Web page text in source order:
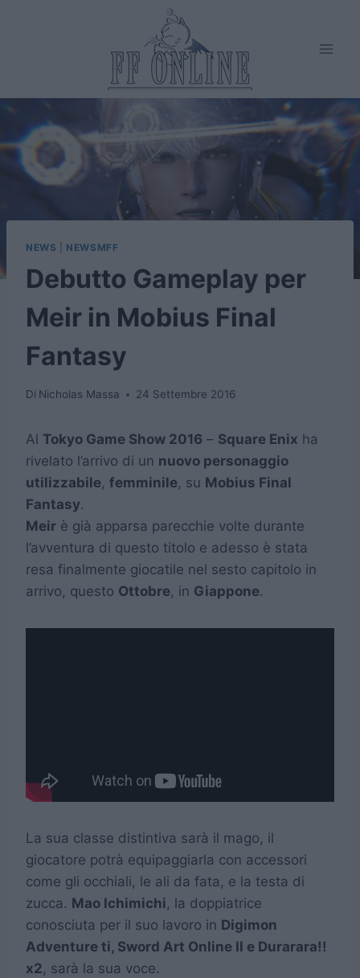
NEWS NEWSMFF
Debutto Gameplay per
Meir in Mobius Final
Fantasy
Di Nicholas Massa 24 Settembre 2016
Al Tokyo Game Show 2016 – Square Enix ha
rivelato l’arrivo di un nuovo personaggio
utilizzabile, femminile, su Mobius Final
Fantasy.
Meir è già apparsa parecchie volte durante
l’avventura di questo titolo e adesso è stata
resa finalmente giocatile nel sesto capitolo in
arrivo, questo Ottobre, in Giappone.
La sua classe distintiva sarà il mago, il
giocatore potrà equipaggiarla con accessori
come gli occhiali, le ali da fata, e la testa di
zucca. Mao Ichimichi, la doppiatrice
conosciuta per il suo lavoro in Digimon
Adventure ti, Sword Art Online II e Durarara!!
x2, sarà la sua voce.